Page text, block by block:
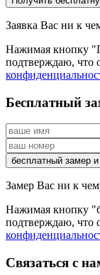
Заявка Вас ни к
Нажимая кнопку
подтверждаю, что
Бесплатный
Замер Вас ни к
Нажимая кнопку
подтверждаю, что
Связаться с